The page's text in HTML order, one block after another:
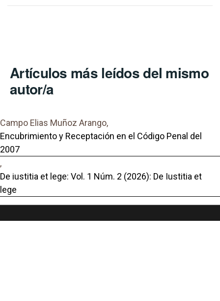
Artículos más leídos del mismo
autor/a
Campo Elias Muñoz Arango,
Encubrimiento y Receptación en el Código Penal del
2007
,
De iustitia et lege: Vol. 1 Núm. 2 (2026): De Iustitia et
lege